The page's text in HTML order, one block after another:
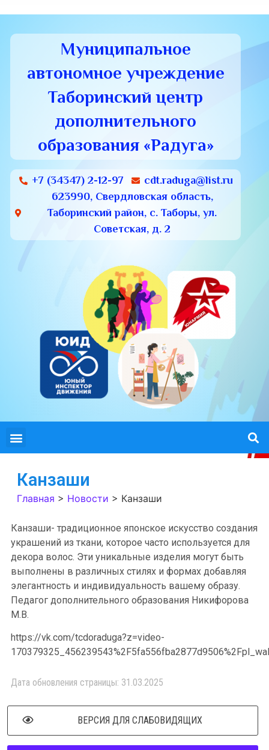
Муниципальное
автономное учреждение
Таборинский центр
дополнительного
образования «Радуга»
+7 (34347) 2-12-97
cdt.raduga@list.ru
623990, Свердловская область,
Таборинский район, с. Таборы, ул.
Советская, д. 2
Канзаши
Главная > Новости > Канзаши
Канзаши- традиционное японское искусство создания
украшений из ткани, которое часто используется для
декора волос. Эти уникальные изделия могут быть
выполнены в различных стилях и формах добавляя
элегантность и индивидуальность вашему образу.
Педагог дополнительного образования Никифорова
М.В.
https://vk.com/tcdoraduga?z=video-
Дата обновления страницы: 31.03.2025
ВЕРСИЯ ДЛЯ СЛАБОВИДЯЩИХ